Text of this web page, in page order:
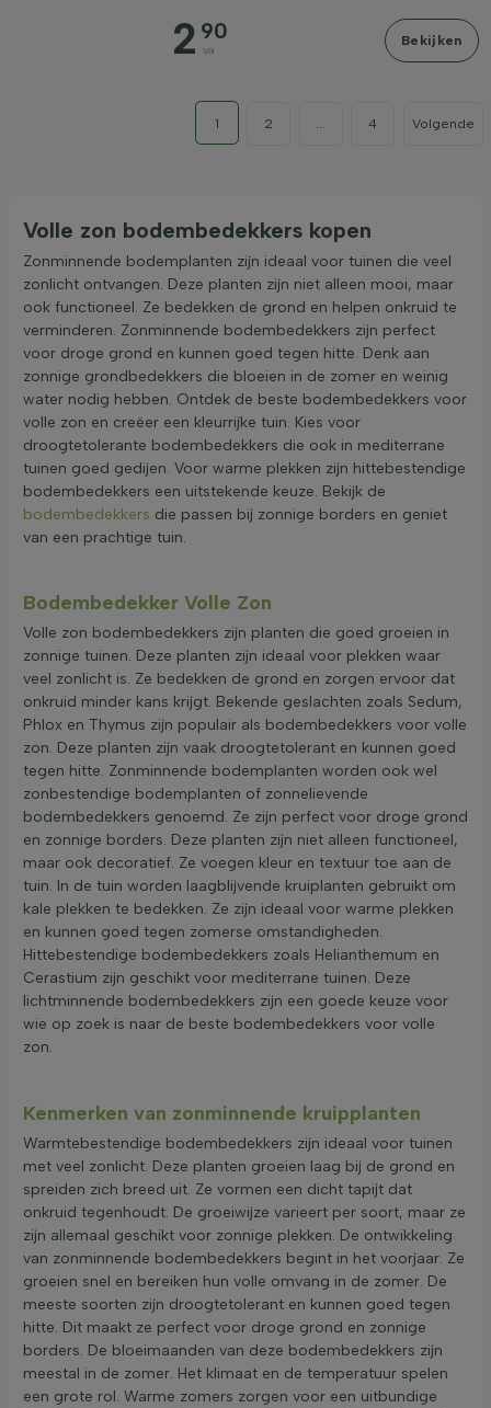
2 90
va
Bekijken
1 2 4 Volgende
Volle zon bodembedekkers kopen
Zonminnende bodemplanten zijn ideaal voor tuinen die veel
zonlicht ontvangen. Deze planten zijn niet alleen mooi, maar
ook functioneel. Ze bedekken de grond en helpen onkruid te
verminderen. Zonminnende bodembedekkers zijn perfect
voor droge grond en kunnen goed tegen hitte. Denk aan
zonnige grondbedekkers die bloeien in de zomer en weinig
water nodig hebben. Ontdek de beste bodembedekkers voor
volle zon en creëer een kleurrijke tuin. Kies voor
droogtetolerante bodembedekkers die ook in mediterrane
tuinen goed gedijen. Voor warme plekken zijn hittebestendige
bodembedekkers een uitstekende keuze. Bekijk de
bodembedekkers die passen bij zonnige borders en geniet
van een prachtige tuin.
Bodembedekker Volle Zon
Volle zon bodembedekkers zijn planten die goed groeien in
zonnige tuinen. Deze planten zijn ideaal voor plekken waar
veel zonlicht is. Ze bedekken de grond en zorgen ervoor dat
onkruid minder kans krijgt. Bekende geslachten zoals Sedum,
Phlox en Thymus zijn populair als bodembedekkers voor volle
zon. Deze planten zijn vaak droogtetolerant en kunnen goed
tegen hitte. Zonminnende bodemplanten worden ook wel
zonbestendige bodemplanten of zonnelievende
bodembedekkers genoemd. Ze zijn perfect voor droge grond
en zonnige borders. Deze planten zijn niet alleen functioneel,
maar ook decoratief. Ze voegen kleur en textuur toe aan de
tuin. In de tuin worden laagblijvende kruiplanten gebruikt om
kale plekken te bedekken. Ze zijn ideaal voor warme plekken
en kunnen goed tegen zomerse omstandigheden.
Hittebestendige bodembedekkers zoals Helianthemum en
Cerastium zijn geschikt voor mediterrane tuinen. Deze
lichtminnende bodembedekkers zijn een goede keuze voor
wie op zoek is naar de beste bodembedekkers voor volle
zon.
Kenmerken van zonminnende kruipplanten
Warmtebestendige bodembedekkers zijn ideaal voor tuinen
met veel zonlicht. Deze planten groeien laag bij de grond en
spreiden zich breed uit. Ze vormen een dicht tapijt dat
onkruid tegenhoudt. De groeiwijze varieert per soort, maar ze
zijn allemaal geschikt voor zonnige plekken. De ontwikkeling
van zonminnende bodembedekkers begint in het voorjaar. Ze
groeien snel en bereiken hun volle omvang in de zomer. De
meeste soorten zijn droogtetolerant en kunnen goed tegen
hitte. Dit maakt ze perfect voor droge grond en zonnige
borders. De bloeimaanden van deze bodembedekkers zijn
meestal in de zomer. Het klimaat en de temperatuur spelen
een grote rol. Warme zomers zorgen voor een uitbundige